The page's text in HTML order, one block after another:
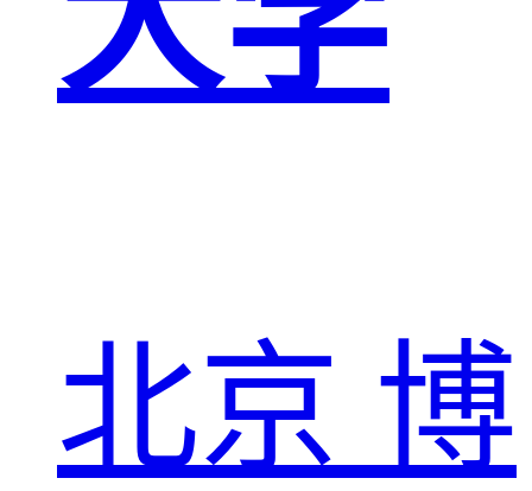
北京 博